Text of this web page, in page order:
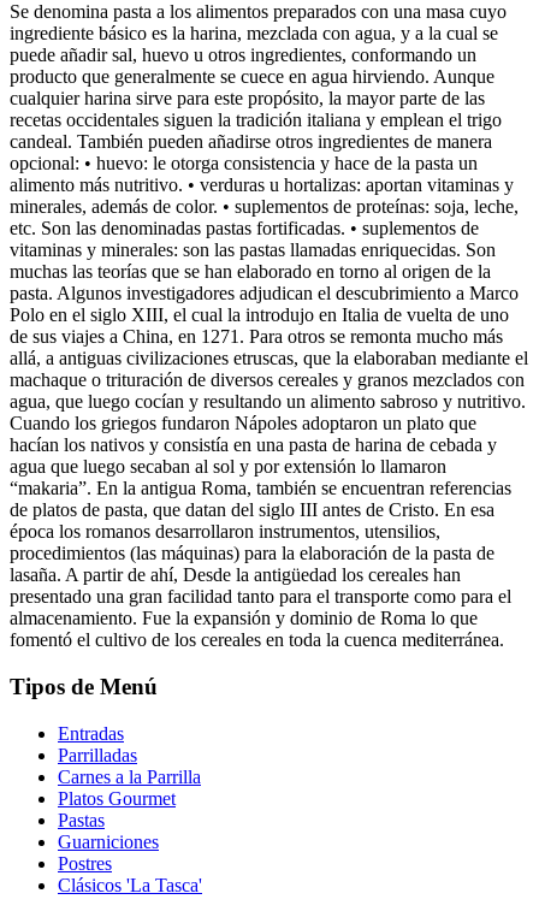
Se denomina pasta a los alimentos preparados con una masa cuyo
ingrediente básico es la harina, mezclada con agua, y a la cual se
puede añadir sal, huevo u otros ingredientes, conformando un
producto que generalmente se cuece en agua hirviendo. Aunque
cualquier harina sirve para este propósito, la mayor parte de las
recetas occidentales siguen la tradición italiana y emplean el trigo
candeal. También pueden añadirse otros ingredientes de manera
opcional: • huevo: le otorga consistencia y hace de la pasta un
alimento más nutritivo. • verduras u hortalizas: aportan vitaminas y
minerales, además de color. • suplementos de proteínas: soja, leche,
etc. Son las denominadas pastas fortificadas. • suplementos de
vitaminas y minerales: son las pastas llamadas enriquecidas. Son
muchas las teorías que se han elaborado en torno al origen de la
pasta. Algunos investigadores adjudican el descubrimiento a Marco
Polo en el siglo XIII, el cual la introdujo en Italia de vuelta de uno
de sus viajes a China, en 1271. Para otros se remonta mucho más
allá, a antiguas civilizaciones etruscas, que la elaboraban mediante el
machaque o trituración de diversos cereales y granos mezclados con
agua, que luego cocían y resultando un alimento sabroso y nutritivo.
Cuando los griegos fundaron Nápoles adoptaron un plato que
hacían los nativos y consistía en una pasta de harina de cebada y
agua que luego secaban al sol y por extensión lo llamaron
“makaria”. En la antigua Roma, también se encuentran referencias
de platos de pasta, que datan del siglo III antes de Cristo. En esa
época los romanos desarrollaron instrumentos, utensilios,
procedimientos (las máquinas) para la elaboración de la pasta de
lasaña. A partir de ahí, Desde la antigüedad los cereales han
presentado una gran facilidad tanto para el transporte como para el
almacenamiento. Fue la expansión y dominio de Roma lo que
fomentó el cultivo de los cereales en toda la cuenca mediterránea.
Tipos de Menú
Entradas
Parrilladas
Carnes a la Parrilla
Platos Gourmet
Pastas
Guarniciones
Postres
Clásicos 'La Tasca'